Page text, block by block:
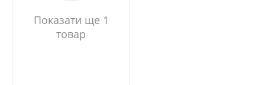
Показати ще 1
товар